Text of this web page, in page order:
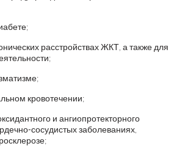
расстройствах ЖКТ, а также для
кровотечении;
и ангиопротекторного
сосудистых заболеваниях,